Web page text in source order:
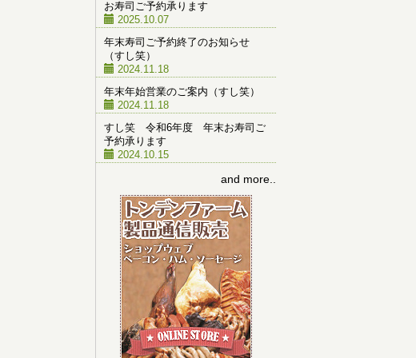
お寿司ご予約承ります
2025.10.07
年末寿司ご予約終了のお知らせ
（すし笑）
2024.11.18
年末年始営業のご案内（すし笑）
2024.11.18
すし笑 令和6年度 年末お寿司ご
予約承ります
2024.10.15
and more..